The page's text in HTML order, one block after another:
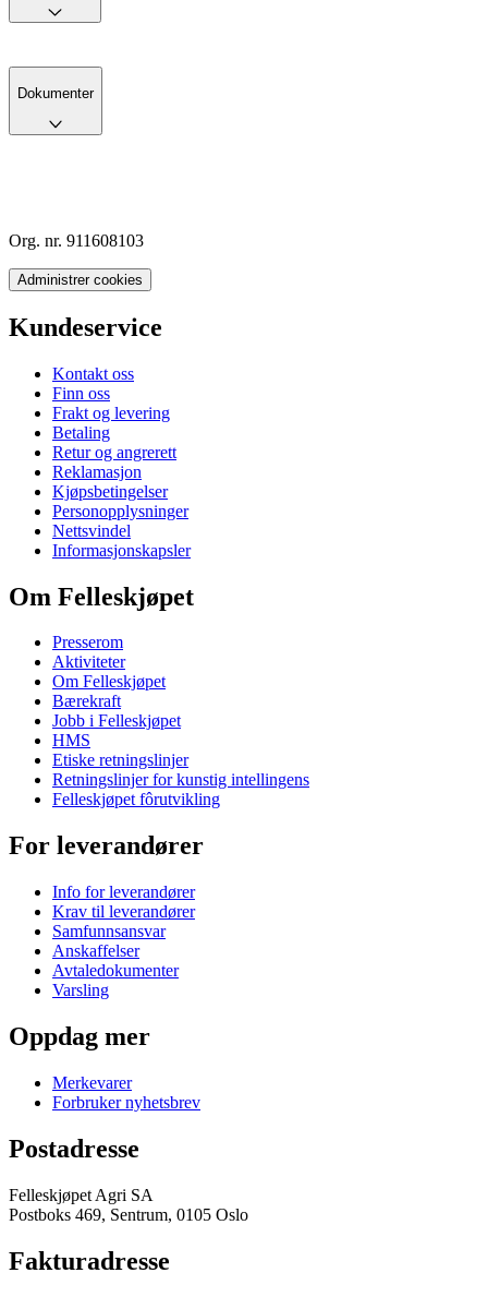
Dokumenter
Org. nr. 911608103
Administrer cookies
Kundeservice
Kontakt oss
Finn oss
Frakt og levering
Betaling
Retur og angrerett
Reklamasjon
Kjøpsbetingelser
Personopplysninger
Nettsvindel
Informasjonskapsler
Om Felleskjøpet
Presserom
Aktiviteter
Om Felleskjøpet
Bærekraft
Jobb i Felleskjøpet
HMS
Etiske retningslinjer
Retningslinjer for kunstig intellingens
Felleskjøpet fôrutvikling
For leverandører
Info for leverandører
Krav til leverandører
Samfunnsansvar
Anskaffelser
Avtaledokumenter
Varsling
Oppdag mer
Merkevarer
Forbruker nyhetsbrev
Postadresse
Felleskjøpet Agri SA
Postboks 469, Sentrum, 0105 Oslo
Fakturadresse